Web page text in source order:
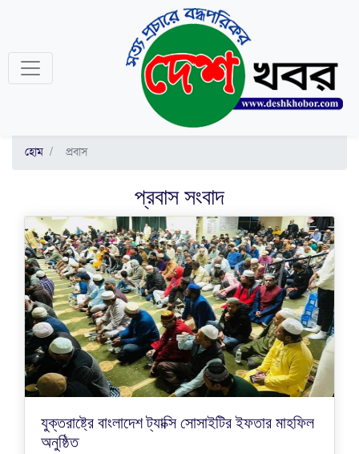
হোম প্রবাস
প্রবাসসংবাদ
যুক্তরাষ্ট্রে বাংলাদেশ ট্যাক্সি সোসাইটির ইফতার মাহফিল
অনুষ্ঠিত